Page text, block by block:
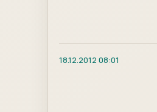
18.12.2012 08:01